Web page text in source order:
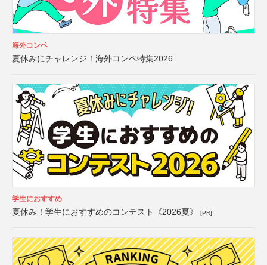
海外コンペ
夏休みにチャレンジ！海外コンペ特集2026
学生におすすめ
夏休み！学生におすすめのコンテスト《2026夏》 [PR]